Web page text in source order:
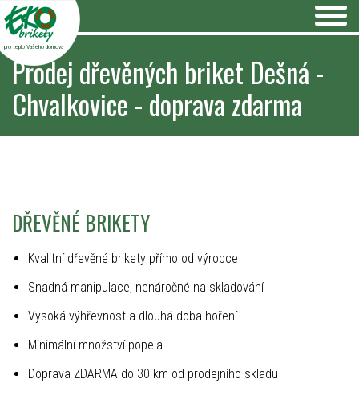
pro teplo Vašeho domova
Prodej dřevěných briket Dešná -
Chvalkovice - doprava zdarma
DŘEVĚNÉ BRIKETY
Kvalitní dřevěné brikety přímo od výrobce
Snadná manipulace, nenáročné na skladování
Vysoká výhřevnost a dlouhá doba hoření
Minimální množství popela
Doprava ZDARMA do 30 km od prodejního skladu